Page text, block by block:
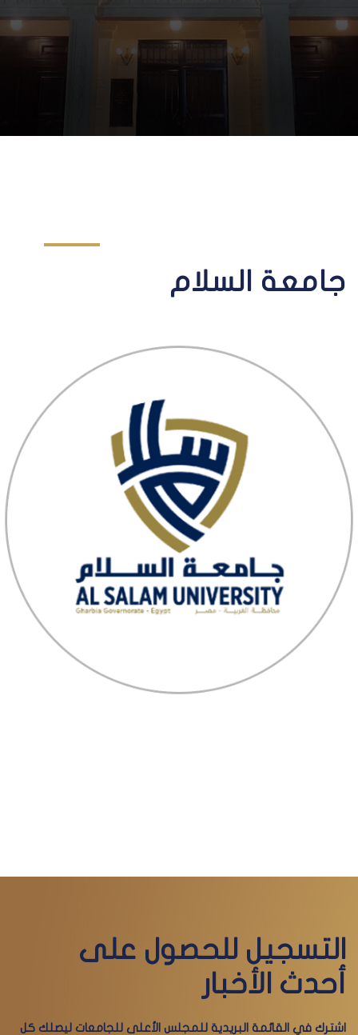
جامعة السلام
التسجيل للحصول على
أحدث الأخبار
اشترك في القائمة البريدية للمجلس الأعلى للجامعات ليصلك كل